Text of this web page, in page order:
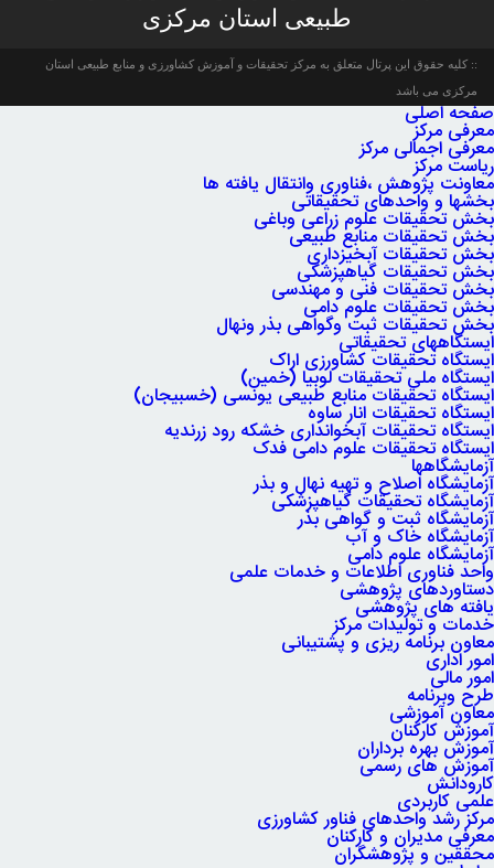
طبیعی استان مرکزی
کلیه حقوق این پرتال متعلق به مرکز تحقیقات و آموزش کشاورزی و منابع طبیعی استان
مرکزی می باشد
صفحه اصلی
معرفی مرکز
معرفی اجمالی مرکز
ریاست مرکز
معاونت پژوهش ،فناوری وانتقال یافته ها
بخشها و واحدهای تحقیقاتی
بخش تحقیقات علوم زراعی وباغی
بخش تحقیقات منابع طبیعی
بخش تحقیقات آبخیزداری
بخش تحقیقات گیاهپزشکی
بخش تحقیقات فنی و مهندسی
بخش تحقیقات علوم دامی
بخش تحقیقات ثبت وگواهی بذر ونهال
ایستگاههای تحقیقاتی
ایستگاه تحقیقات کشاورزی اراک
ایستگاه ملی تحقیقات لوبیا (خمین)
ایستگاه تحقیقات منابع طبیعی یونسی (خسبیجان)
ایستگاه تحقیقات انار ساوه
ایستگاه تحقیقات آبخوانداری خشکه رود زرندیه
ایستگاه تحقیقات علوم دامی فدک
آزمایشگاهها
آزمایشگاه اصلاح و تهیه نهال و بذر
آزمایشگاه تحقیقات گیاهپزشکی
آزمایشگاه ثبت و گواهی بذر
آزمایشگاه خاک و آب
آزمایشگاه علوم دامی
واحد فناوری اطلاعات و خدمات علمی
دستاوردهای پژوهشی
یافته های پژوهشی
خدمات و تولیدات مرکز
معاون برنامه ریزی و پشتیبانی
امور اداری
امور مالی
طرح وبرنامه
معاون آموزشی
آموزش کارکنان
آموزش بهره برداران
آموزش های رسمی
کارودانش
علمی کاربردی
مرکز رشد واحدهای فناور کشاورزی
معرفی مدیران و کارکنان
محققین و پژوهشگران